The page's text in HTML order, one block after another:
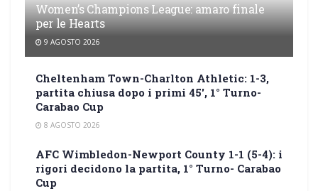
Women’s Champions League: amaro finale
per le Hearts
9 AGOSTO 2026
Cheltenham Town-Charlton Athletic: 1-3,
partita chiusa dopo i primi 45′, 1° Turno-
Carabao Cup
8 AGOSTO 2026
AFC Wimbledon-Newport County 1-1 (5-4): i
rigori decidono la partita, 1° Turno- Carabao
Cup